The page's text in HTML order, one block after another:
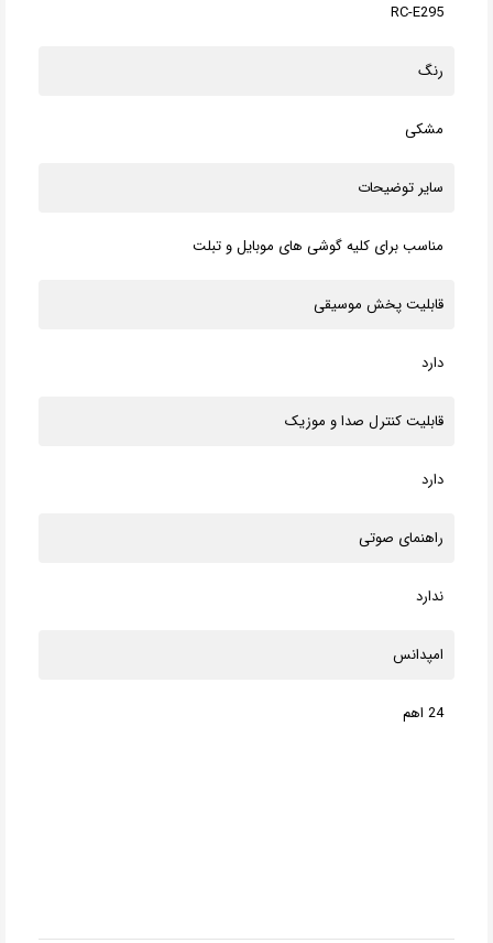
RC-E295
رنگ
مشکی
سایر توضیحات
مناسب برای کلیه گوشی های موبایل و تبلت
قابلیت پخش موسیقی
دارد
قابلیت کنترل صدا و موزیک
دارد
راهنمای صوتی
ندارد
امپدانس
24 اهم